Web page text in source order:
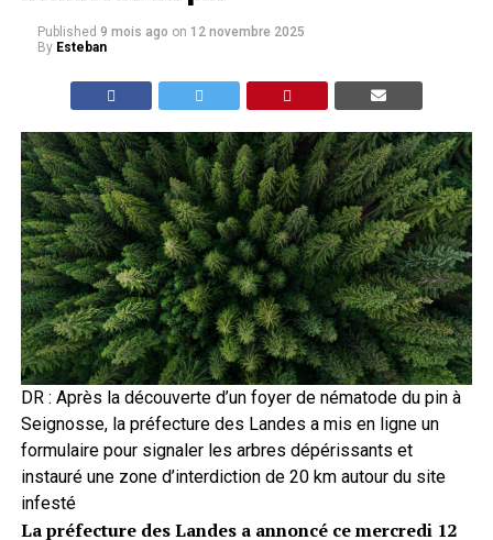
Published 9 mois ago on 12 novembre 2025
By Esteban
DR : Après la découverte d’un foyer de nématode du pin à
Seignosse, la préfecture des Landes a mis en ligne un
formulaire pour signaler les arbres dépérissants et
instauré une zone d’interdiction de 20 km autour du site
infesté
La préfecture des Landes a annoncé ce mercredi 12